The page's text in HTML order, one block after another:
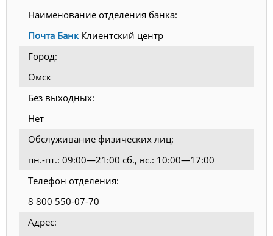
Наименование отделения банка:
Почта БанкКлиентский центр
Город:
Омск
Без выходных:
Нет
Обслуживание физических лиц:
пн.-пт.: 09:00—21:00 сб., вс.: 10:00—17:00
Телефон отделения:
8 800 550-07-70
Адрес: